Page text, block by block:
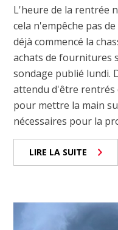
L'heure de la rentrée
cela n'empêche pas
déjà commencé la
achats de fournitures
sondage publié lundi.
attendu d'être rentrés
pour mettre la main
nécessaires pour la
LIRE LA SUITE